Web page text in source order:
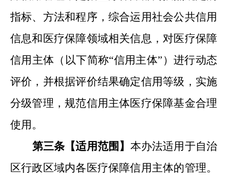
指标、方法和程序， 综合运用社会公共信用
信息和医疗保障领域相关信息，对医疗保障
信用主体 （以下简称“信用主体”） 进行动态
评价，并根据评价结果确定信用等级，实施
分级管理 ，规范信用主体医疗保障基金合理
使用。
第三条【适用范围 】 本办法适用于自治
区行政区域内各医疗保障信用主体的管理。